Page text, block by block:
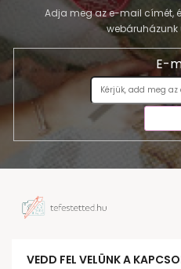
Adja meg az e-mail címét,
webáruházunk
E-
VEDD FEL VELÜNK A